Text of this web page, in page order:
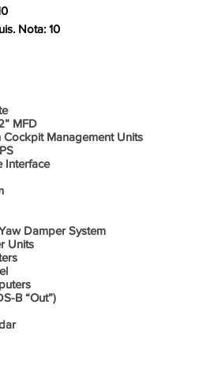
Nota: 10
MFD
Management Units
Interface
Damper System
Units
B “Out”)